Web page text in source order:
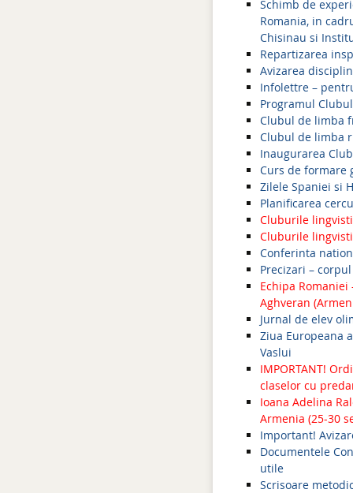
Schimb de
Romania, in
Chisinau si
Repartizarea
Avizarea
Infolettre –
Programul
Clubul de limba
Clubul de limba
Inaugurarea
Curs de formare
Zilele Spaniei si
Planificarea
Cluburile
Cluburile
Conferinta
Precizari –
Echipa
Aghveran
Jurnal de elev
Ziua Europeana
Vaslui
IMPORTANT!
claselor cu
Ioana Adelina
Armenia (25-30
Important!
Documentele
utile
Scrisoare